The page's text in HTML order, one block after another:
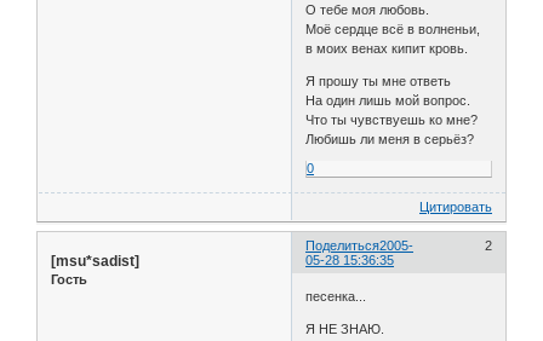
О тебе моя любовь.
Моё сердце всё в волненьи,
в моих венах кипит кровь.
Я прошу ты мне ответь
На один лишь мой вопрос.
Что ты чувствуешь ко мне?
Любишь ли меня в серьёз?
0
Цитировать
Поделиться 2
2005-
05-28 15:36:35
[msu*sadist]
Гость
песенка...
Я НЕ ЗНАЮ.